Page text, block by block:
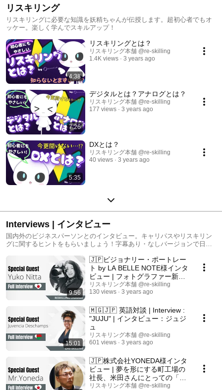
リスキリング
リスキリングに必要な知識を妖精ちゃんが伝授します。超初心者でもオ
ッケー。楽しく学んでスキルアップ！
4:38
リスキリングとは？
リスキリング本舗 @re-skilling
1.4K views
3 years ago
7:26
デジタルとは？アナログとは？
リスキリング本舗 @re-skilling
177 views
3 years ago
5:35
DXとは？
リスキリング本舗 @re-skilling
40 views
3 years ago
Interviews | インタビュー
国内外のビジネスパーソンとのインタビュー。キャリパスやリスキリン
グに関するヒントをもらいましょう！字幕あり・なしバージョンで日常
9:56
🇯🇵ビジョナリー・ポートレー
ト by LA BELLE NOTE様インタ
ビュー | フォトグラファー新田
優子さんにとっての「リスキリ
ング」とは？
リスキリング本舗 @re-skilling
130 views
3 years ago
15:01
🇲🇬🇯🇵 英語対談 | Interview :
"JUJU" | インタビュー：ジュジ
ュ
リスキリング本舗 @re-skilling
601 views
3 years ago
🇯🇵株式会社YONEDA様インタ
ビュー | 夢を形にする町工場の
社長、米田さんにとっての「リ
スキリング」とは？
リスキリング本舗 @re-skilling